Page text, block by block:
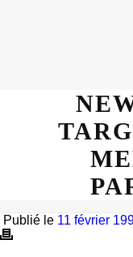
Publié le 11 février